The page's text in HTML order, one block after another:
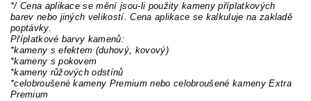
*/ Cena aplikace se mění jsou-li použity kameny příplatkových
barev nebo jiných velikostí. Cena aplikace se kalkuluje na zakladě
poptávky.
Příplatkové barvy kamenů:
*kameny s efektem (duhový, kovový)
*kameny s pokovem
*kameny růžových odstínů
*celobroušené kameny Premium nebo celobroušené kameny Extra
Premium